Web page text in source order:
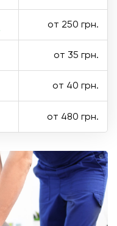
от 250 грн.
от 35 грн.
от 40 грн.
от 480 грн.